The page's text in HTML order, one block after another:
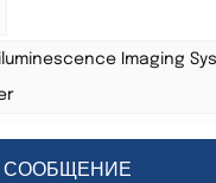
Imaging
СООБЩЕНИЕ